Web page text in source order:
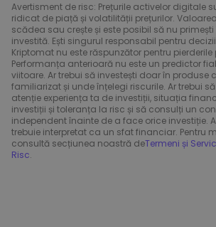
Avertisment de risc: Prețurile activelor digitale
ridicat de piață și volatilității prețurilor.
scădea sau crește și este posibil să nu
investită. Ești singurul responsabil pentru
Kriptomat nu este răspunzător pentru pierderile
Performanța anterioară nu este un predictor
viitoare. Ar trebui să investești doar în produse
familiarizat și unde înțelegi riscurile. Ar trebui
atenție experiența ta de investiții, situația
investiții și toleranța la risc și să consulți un
independent înainte de a face orice investiție.
trebuie interpretat ca un sfat financiar. Pentru
consultă secțiunea noastră deTermeni și
Risc.